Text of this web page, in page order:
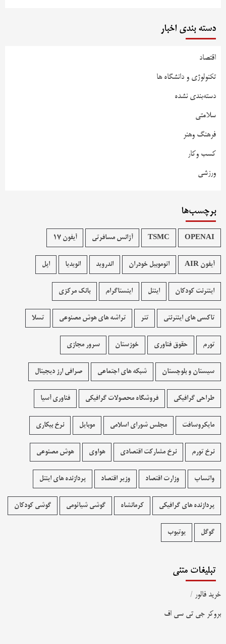
دسته بندی اخبار
اقتصاد
تکنولوژی و دانشگاه ها
دسته‌بندی نشده
سلامتی
فرهنگ وهنر
کسب وکار
ورزشی
برچسب‌ها
OPENAI
TSMC آژانس مسافرتی آیفون 17
آیفون AIR اتوموبیل خودران اندروید انویدیا اپل
اینترنت کودکان اینتل اینستاگرام بانک مرکزی
تاکسی های اینترنتی تتر تراشه های هوش مصنوعی تسلا
تورم حقوق فناوری خوزستان سرور مجازی
سیستان و بلوچستان شبکه های اجتماعی صرافی ارز دیجیتال
طراحی گرافیکی فروشگاه محصولات گرافيکی فناوری آسیا
مایکروسافت مجلس شورای اسلامی موبایل نرخ بیکاری
نرخ تورم نرخ مشارکت اقتصادی هواوی هوش مصنوعی
واتساپ وزارت اقتصاد وزیر اقتصاد پردازنده های اینتل
پردازنده های گرافیکی کرمانشاه گوشی شیائومی گوشی کودکان
گوگل یوتیوب
تبلیغات متنی
خرید فالور /
بروکر جی تی سی اف